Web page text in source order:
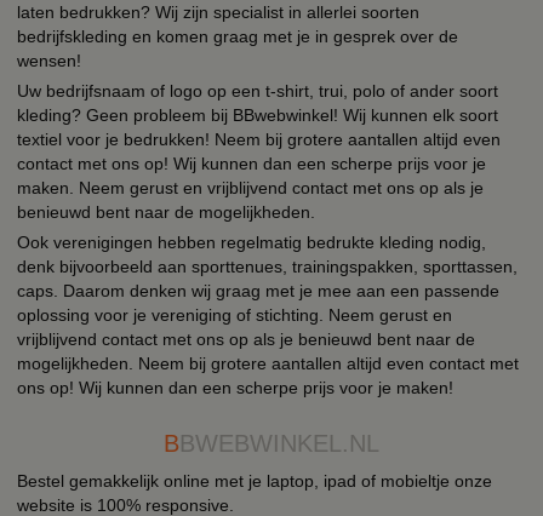
laten bedrukken? Wij zijn specialist in allerlei soorten
bedrijfskleding en komen graag met je in gesprek over de
wensen!
Uw bedrijfsnaam of logo op een t-shirt, trui, polo of ander soort
kleding? Geen probleem bij BBwebwinkel! Wij kunnen elk soort
textiel voor je bedrukken! Neem bij grotere aantallen altijd even
contact met ons op! Wij kunnen dan een scherpe prijs voor je
maken. Neem gerust en vrijblijvend contact met ons op als je
benieuwd bent naar de mogelijkheden.
Ook verenigingen hebben regelmatig bedrukte kleding nodig,
denk bijvoorbeeld aan sporttenues, trainingspakken, sporttassen,
caps. Daarom denken wij graag met je mee aan een passende
oplossing voor je vereniging of stichting. Neem gerust en
vrijblijvend contact met ons op als je benieuwd bent naar de
mogelijkheden. Neem bij grotere aantallen altijd even contact met
ons op! Wij kunnen dan een scherpe prijs voor je maken!
BBWEBWINKEL.NL
Bestel gemakkelijk online met je laptop, ipad of mobieltje onze
website is 100% responsive.